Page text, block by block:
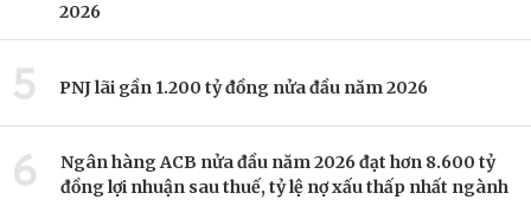
2026
5 PNJ lãi gần 1.200 tỷ đồng nửa đầu năm 2026
6
Ngân hàng ACB nửa đầu năm 2026 đạt hơn 8.600 tỷ
đồng lợi nhuận sau thuế, tỷ lệ nợ xấu thấp nhất ngành